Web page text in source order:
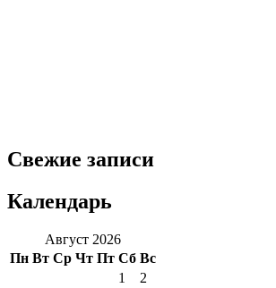
Свежие записи
Календарь
Август 2026
Пн Вт Ср Чт Пт Сб Вс
1
2